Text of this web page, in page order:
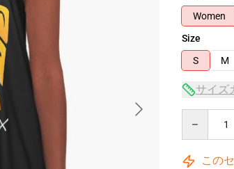
Women
Size
S
M
サイズ
この